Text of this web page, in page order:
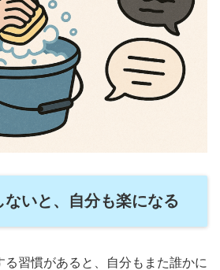
ないと、自分も楽になる
る習慣があると、自分もまた誰かに